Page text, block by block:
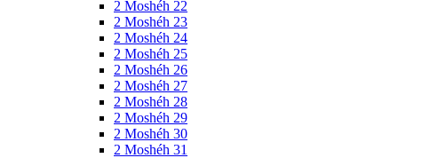
2 Moshéh 22
2 Moshéh 23
2 Moshéh 24
2 Moshéh 25
2 Moshéh 26
2 Moshéh 27
2 Moshéh 28
2 Moshéh 29
2 Moshéh 30
2 Moshéh 31